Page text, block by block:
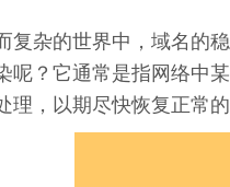
复杂的世界中，域名的
呢？它通常是指网络中
理，以期尽快恢复正常的